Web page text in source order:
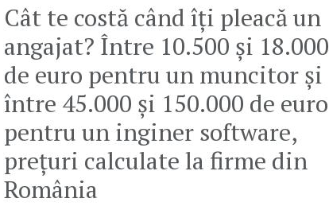
Cât te costă când îți pleacă un
angajat? Între 10.500 și 18.000
de euro pentru un muncitor și
între 45.000 și 150.000 de euro
pentru un inginer software,
prețuri calculate la firme din
România